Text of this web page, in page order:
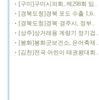
[구미]구미시의회, 제298회 임..
[경북도청]경북 포도 수출 1,6..
[경북도청]경북·경주시, 정부..
[상주]상거래용 계량기 정기검..
[봉화]봉화군보건소, 은어축제..
[김천]전국 어린이 태권왕대회..